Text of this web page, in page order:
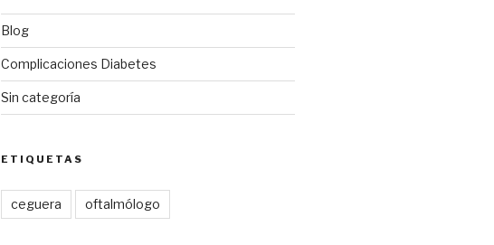
Blog
Complicaciones Diabetes
Sin categoría
ETIQUETAS
ceguera oftalmólogo